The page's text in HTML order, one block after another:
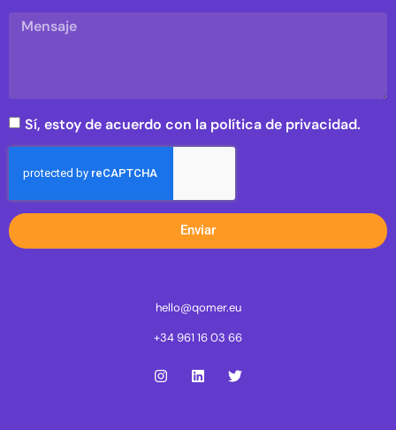
Sí, estoy de acuerdo con la política de privacidad.
Enviar
hello@qomer.eu
+34 961 16 03 66